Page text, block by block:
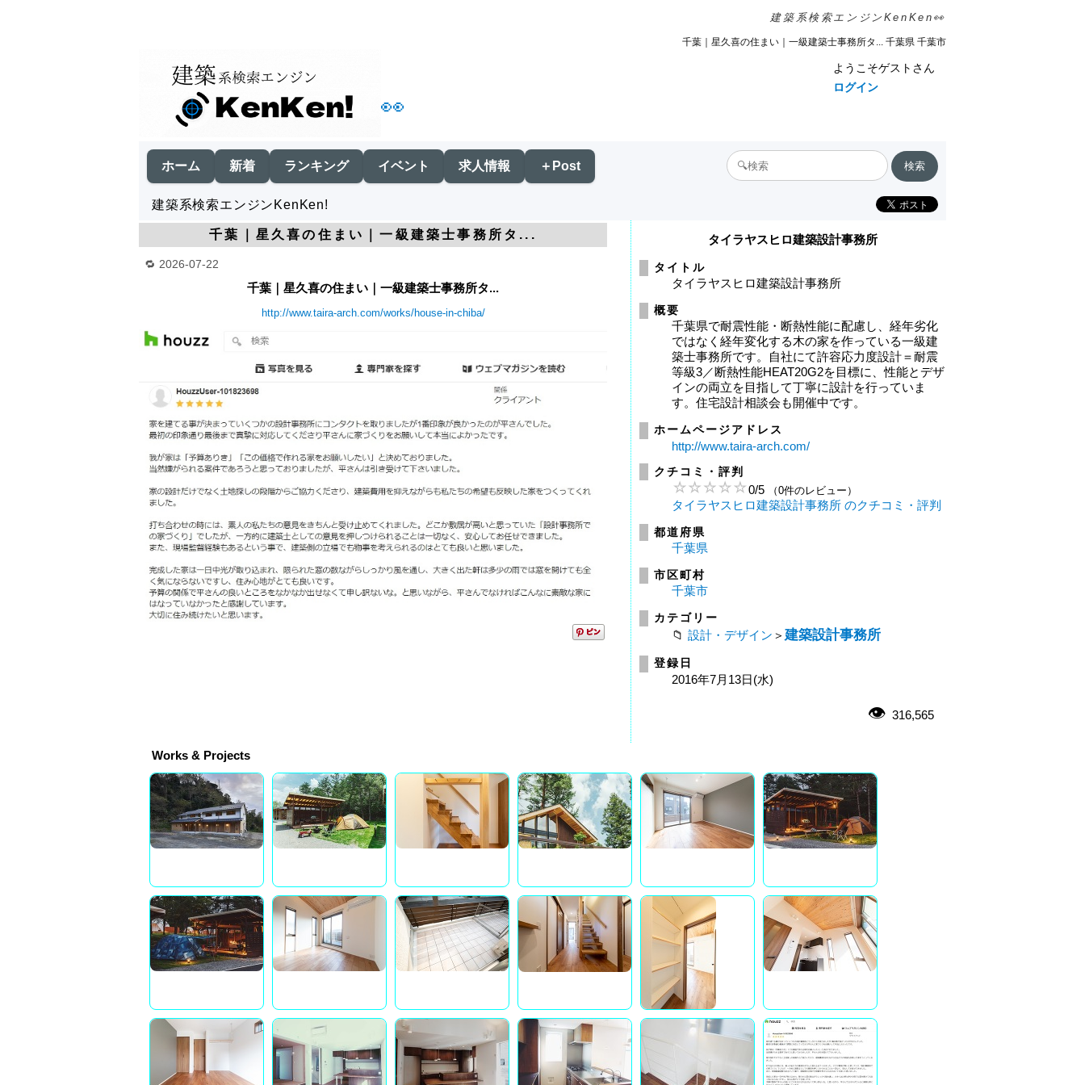
建築系検索エンジンKenKen👀
千葉｜星久喜の住まい｜一級建築士事務所タ... 千葉県 千葉市
👀
ようこそゲストさん
ログイン
ホーム 新着 ランキング イベント 求人情報 ＋Post
建築系検索エンジンKenKen!
千葉｜星久喜の住まい｜一級建築士事務所タ...
2026-07-22
千葉｜星久喜の住まい｜一級建築士事務所タ...
http://www.taira-arch.com/works/house-in-chiba/
タイラヤスヒロ建築設計事務所
タイトル
タイラヤスヒロ建築設計事務所
概要
千葉県で耐震性能・断熱性能に配慮し、経年劣化
ではなく経年変化する木の家を作っている一級建
築士事務所です。自社にて許容応力度設計＝耐震
等級3／断熱性能HEAT20G2を目標に、性能とデザ
インの両立を目指して丁寧に設計を行っていま
す。住宅設計相談会も開催中です。
ホームページアドレス
http://www.taira-arch.com/
クチコミ・評判
0/5 （0件のレビュー）
タイラヤスヒロ建築設計事務所 のクチコミ・評判
都道府県
千葉県
市区町村
千葉市
カテゴリー
設計・デザイン ＞ 建築設計事務所
登録日
2016年7月13日(水)
316,565
Works & Projects